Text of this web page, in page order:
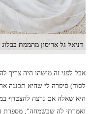
דניאל גל אריסון מהממת
אבל לפני זה מישהו היה צריך
לסוד) סיפרה לי שהיא תכננה
היא שאלה אם נרצה להצטרף
ואמרתי לה שבשמחה", מספרת